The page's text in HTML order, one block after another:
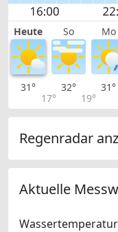
Heute So Mo
31°
17°
32°
19°
31°
Regenradar
Aktuelle
Wassertemperatur